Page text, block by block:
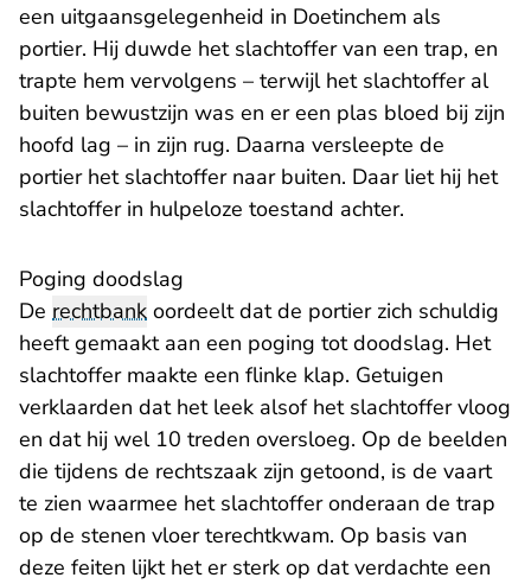
een uitgaansgelegenheid in Doetinchem als
portier. Hij duwde het slachtoffer van een trap, en
trapte hem vervolgens – terwijl het slachtoffer al
buiten bewustzijn was en er een plas bloed bij zijn
hoofd lag – in zijn rug. Daarna versleepte de
portier het slachtoffer naar buiten. Daar liet hij het
slachtoffer in hulpeloze toestand achter.
Poging doodslag
De rechtbank oordeelt dat de portier zich schuldig
heeft gemaakt aan een poging tot doodslag. Het
slachtoffer maakte een flinke klap. Getuigen
verklaarden dat het leek alsof het slachtoffer vloog
en dat hij wel 10 treden oversloeg. Op de beelden
die tijdens de rechtszaak zijn getoond, is de vaart
te zien waarmee het slachtoffer onderaan de trap
op de stenen vloer terechtkwam. Op basis van
deze feiten lijkt het er sterk op dat verdachte een